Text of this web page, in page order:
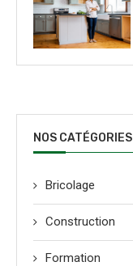
NOS CATÉGORIES
Bricolage
Construction
Formation